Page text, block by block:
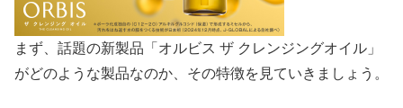
まず、話題の新製品「オルビス ザ クレンジングオイル」
がどのような製品なのか、その特徴を見ていきましょう。